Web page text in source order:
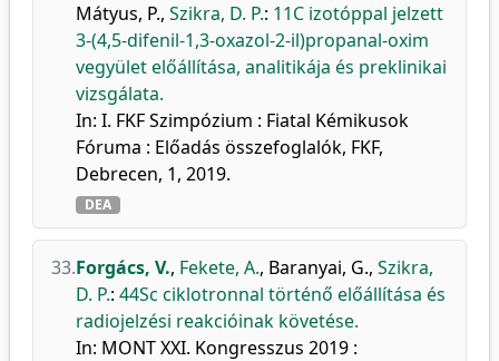
Mátyus, P., Szikra, D. P.: 11C izotóppal jelzett
3-(4,5-difenil-1,3-oxazol-2-il)propanal-oxim
vegyület előállítása, analitikája és preklinikai
vizsgálata.
In: I. FKF Szimpózium : Fiatal Kémikusok
Fóruma : Előadás összefoglalók, FKF,
Debrecen, 1, 2019.
DEA
33.Forgács, V., Fekete, A., Baranyai, G., Szikra,
D. P.: 44Sc ciklotronnal történő előállítása és
radiojelzési reakcióinak követése.
In: MONT XXI. Kongresszus 2019 :